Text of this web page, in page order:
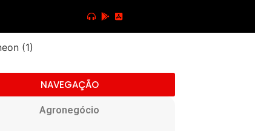
NAVEGAÇÃO
Agronegócio